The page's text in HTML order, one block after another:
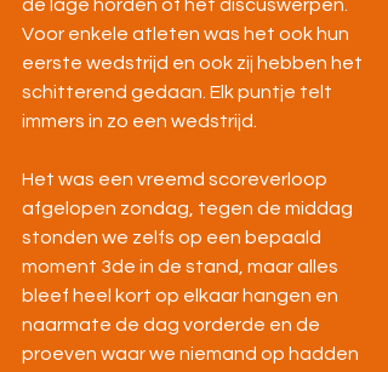
de lage horden of het discuswerpen.
Voor enkele atleten was het ook hun
eerste wedstrijd en ook zij hebben het
schitterend gedaan. Elk puntje telt
immers in zo een wedstrijd.
Het was een vreemd scoreverloop
afgelopen zondag, tegen de middag
stonden we zelfs op een bepaald
moment 3de in de stand, maar alles
bleef heel kort op elkaar hangen en
naarmate de dag vorderde en de
proeven waar we niemand op hadden